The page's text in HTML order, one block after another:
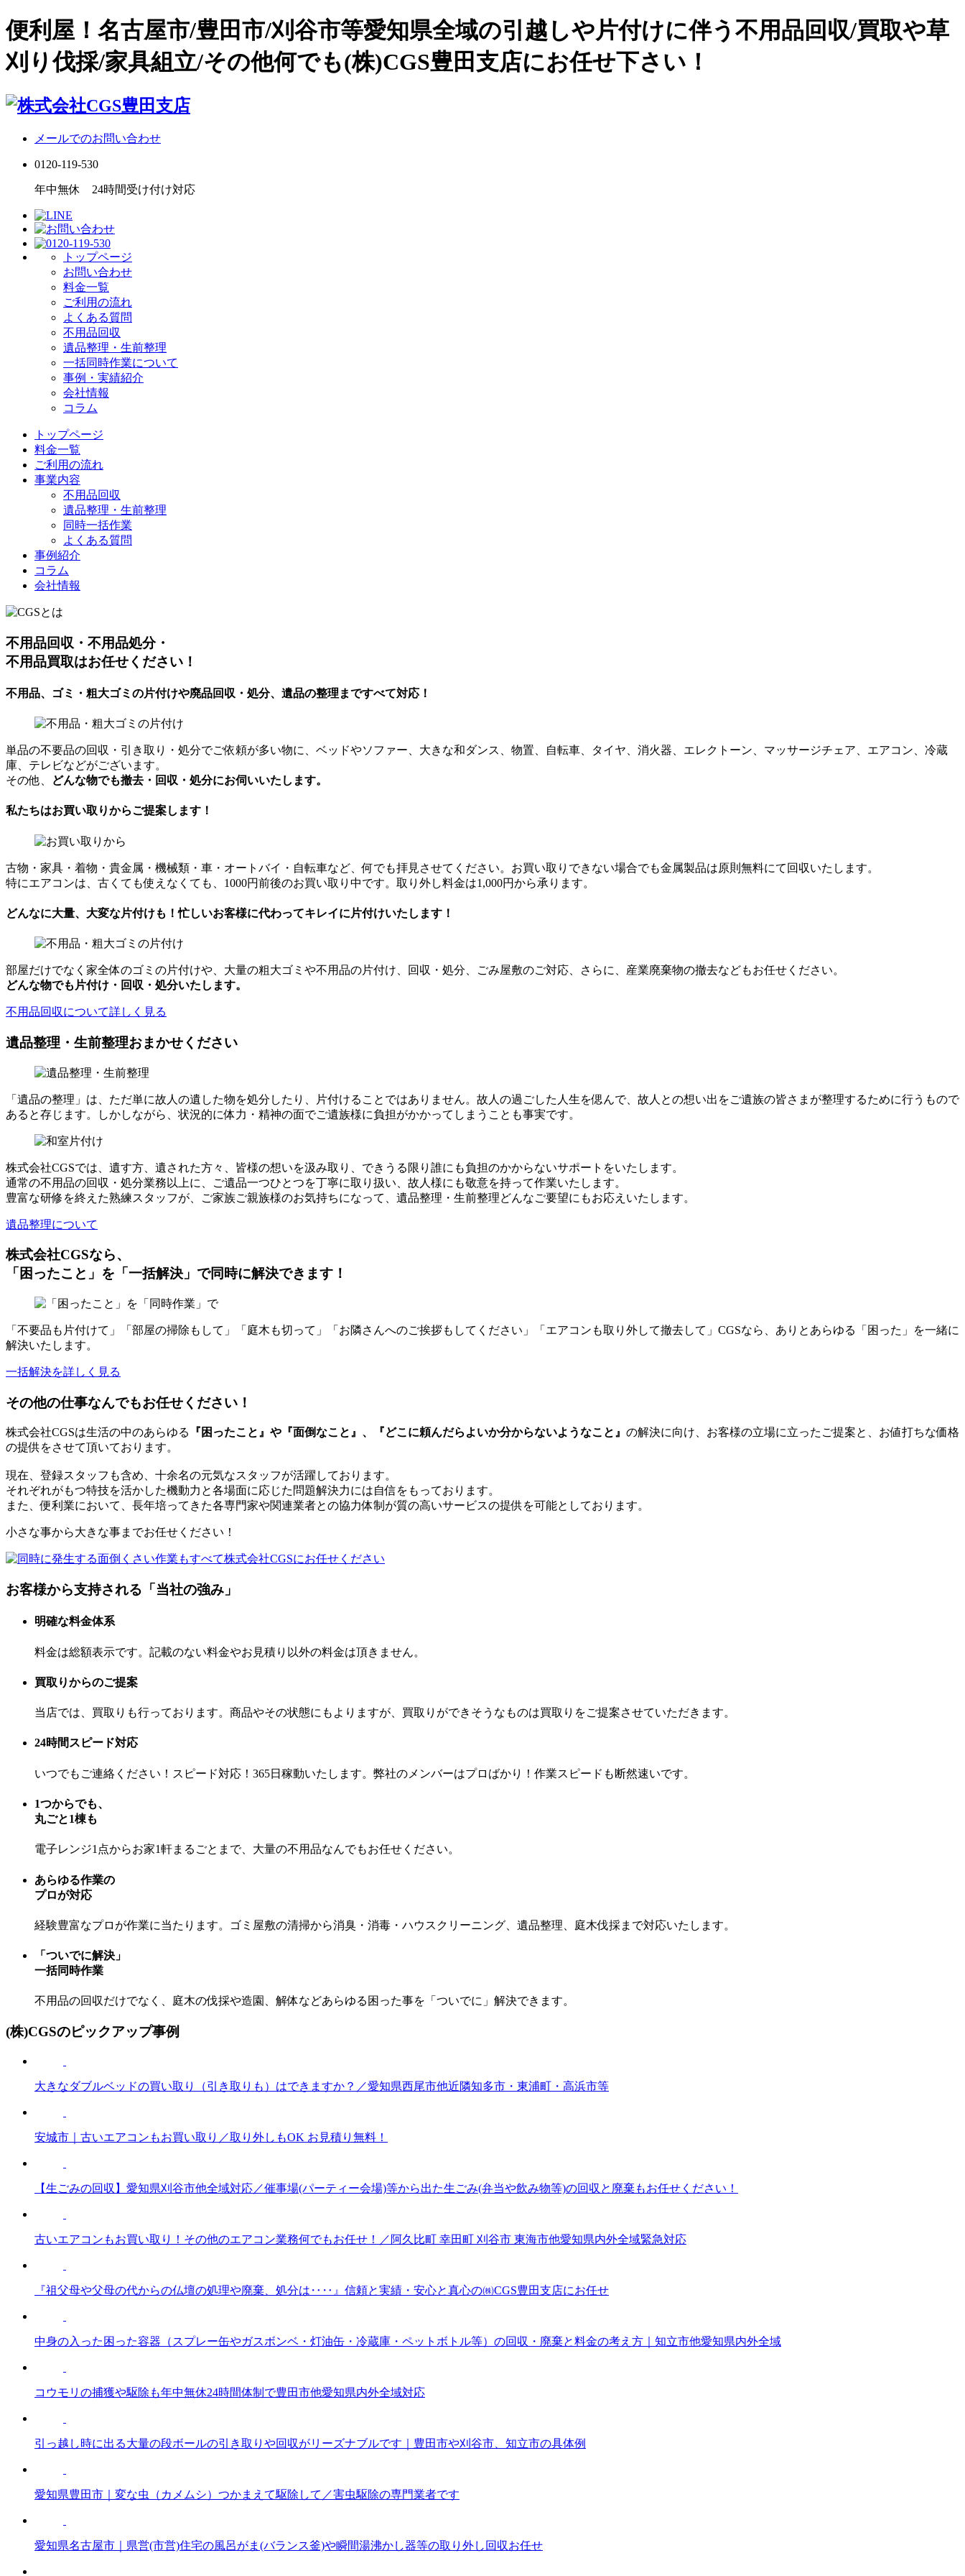
便利屋！名古屋市/豊田市/刈谷市等愛知県全域の引越しや片付けに伴う不用品回収/買取や草
刈り伐採/家具組立/その他何でも(株)CGS豊田支店にお任せ下さい！
メールでのお問い合わせ
0120-119-530
年中無休 24時間受け付け対応
トップページ
お問い合わせ
料金一覧
ご利用の流れ
よくある質問
不用品回収
遺品整理・生前整理
一括同時作業について
事例・実績紹介
会社情報
コラム
トップページ
料金一覧
ご利用の流れ
事業内容
不用品回収
遺品整理・生前整理
同時一括作業
よくある質問
事例紹介
コラム
会社情報
不用品回収・不用品処分・
不用品買取はお任せください！
不用品、ゴミ・粗大ゴミの片付けや廃品回収・処分、遺品の整理まですべて対応！
単品の不要品の回収・引き取り・処分でご依頼が多い物に、ベッドやソファー、大きな和ダンス、物置、自転車、タイヤ、消火器、エレクトーン、マッサージチェア、エアコン、冷蔵
庫、テレビなどがございます。
その他、
どんな物でも撤去・回収・処分にお伺いいたします。
私たちはお買い取りからご提案します！
古物・家具・着物・貴金属・機械類・車・オートバイ・自転車など、何でも拝見させてください。お買い取りできない場合でも金属製品は原則無料にて回収いたします。
特にエアコンは、古くても使えなくても、1000円前後のお買い取り中です。取り外し料金は1,000円から承ります。
どんなに大量、大変な片付けも！忙しいお客様に代わってキレイに片付けいたします！
部屋だけでなく家全体のゴミの片付けや、大量の粗大ゴミや不用品の片付け、回収・処分、ごみ屋敷のご対応、さらに、産業廃棄物の撤去などもお任せください。
どんな物でも片付け・回収・処分いたします。
不用品回収について詳しく見る
遺品整理・生前整理おまかせください
「遺品の整理」は、ただ単に故人の遺した物を処分したり、片付けることではありません。故人の過ごした人生を偲んで、故人との想い出をご遺族の皆さまが整理するために行うもので
あると存じます。しかしながら、状況的に体力・精神の面でご遺族様に負担がかかってしまうことも事実です。
株式会社CGSでは、遺す方、遺された方々、皆様の想いを汲み取り、できうる限り誰にも負担のかからないサポートをいたします。
通常の不用品の回収・処分業務以上に、ご遺品一つひとつを丁寧に取り扱い、故人様にも敬意を持って作業いたします。
豊富な研修を終えた熟練スタッフが、ご家族ご親族様のお気持ちになって、遺品整理・生前整理どんなご要望にもお応えいたします。
遺品整理について
株式会社CGSなら、
「困ったこと」を「一括解決」で同時に解決できます！
「不要品も片付けて」「部屋の掃除もして」「庭木も切って」「お隣さんへのご挨拶もしてください」「エアコンも取り外して撤去して」CGSなら、ありとあらゆる「困った」を一緒に
解決いたします。
一括解決を詳しく見る
その他の仕事なんでもお任せください！
株式会社CGSは生活の中のあらゆる 『困ったこと』や『面倒なこと』、『どこに頼んだらよいか分からないようなこと』 の解決に向け、お客様の立場に立ったご提案と、お値打ちな価格
の提供をさせて頂いております。
現在、登録スタッフも含め、十余名の元気なスタッフが活躍しております。
それぞれがもつ特技を活かした機動力と各場面に応じた問題解決力には自信をもっております。
また、便利業において、長年培ってきた各専門家や関連業者との協力体制が質の高いサービスの提供を可能としております。
小さな事から大きな事までお任せください！
お客様から支持される「当社の強み」
明確な料金体系
料金は総額表示です。記載のない料金やお見積り以外の料金は頂きません。
買取りからのご提案
当店では、買取りも行っております。商品やその状態にもよりますが、買取りができそうなものは買取りをご提案させていただきます。
24時間スピード対応
いつでもご連絡ください！スピード対応！365日稼動いたします。弊社のメンバーはプロばかり！作業スピードも断然速いです。
1つからでも、
丸ごと1棟も
電子レンジ1点からお家1軒まるごとまで、大量の不用品なんでもお任せください。
あらゆる作業の
プロが対応
経験豊富なプロが作業に当たります。ゴミ屋敷の清掃から消臭・消毒・ハウスクリーニング、遺品整理、庭木伐採まで対応いたします。
「ついでに解決」
一括同時作業
不用品の回収だけでなく、庭木の伐採や造園、解体などあらゆる困った事を「ついでに」解決できます。
(株)CGSのピックアップ事例
大きなダブルベッドの買い取り（引き取りも）はできますか？／愛知県西尾市他近隣知多市・東浦町・高浜市等
安城市｜古いエアコンもお買い取り／取り外しもOK お見積り無料！
【生ごみの回収】愛知県刈谷市他全域対応／催事場(パーティー会場)等から出た生ごみ(弁当や飲み物等)の回収と廃棄もお任せください！
古いエアコンもお買い取り！その他のエアコン業務何でもお任せ！／阿久比町 幸田町 刈谷市 東海市他愛知県内外全域緊急対応
『祖父母や父母の代からの仏壇の処理や廃棄、処分は‥‥』信頼と実績・安心と真心の㈱CGS豊田支店にお任せ
中身の入った困った容器（スプレー缶やガスボンベ・灯油缶・冷蔵庫・ペットボトル等）の回収・廃棄と料金の考え方｜知立市他愛知県内外全域
コウモリの捕獲や駆除も年中無休24時間体制で豊田市他愛知県内外全域対応
引っ越し時に出る大量の段ボールの引き取りや回収がリーズナブルです｜豊田市や刈谷市、知立市の具体例
愛知県豊田市｜変な虫（カメムシ）つかまえて駆除して／害虫駆除の専門業者です
愛知県名古屋市｜県営(市営)住宅の風呂がま(バランス釜)や瞬間湯沸かし器等の取り外し回収お任せ